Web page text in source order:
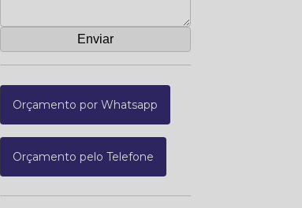
Orçamento por Whatsapp
Orçamento pelo Telefone